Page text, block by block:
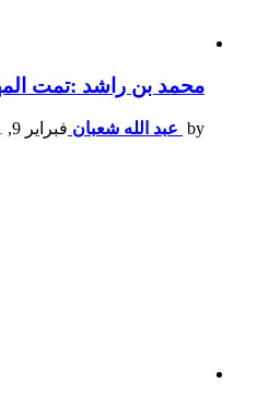
محمد بن راشد :تمت
by عبد الله شعبان فبراير 9, 2021, 8:49 م